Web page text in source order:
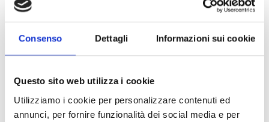
Consenso Dettagli Informazioni sui cookie
Questo sito web utilizza i cookie
Utilizziamo i cookie per personalizzare contenuti ed
annunci, per fornire funzionalità dei social media e per
Seleccionar todo
Inicia sesión antes de descargar los contenidos con el
iconolock
BUSCAR
BORRAR FILTROS